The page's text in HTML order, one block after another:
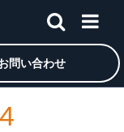
ージに戻るには、こ
問い合わせ